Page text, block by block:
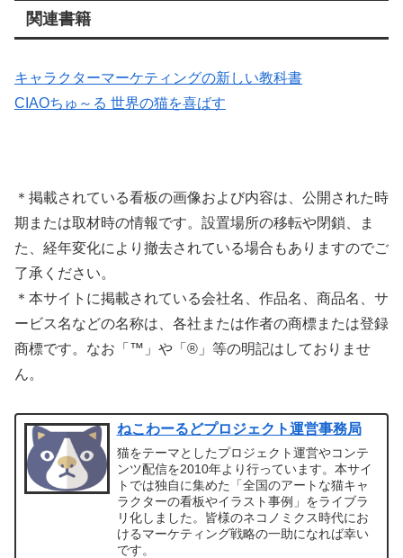
関連書籍
キャラクターマーケティングの新しい教科書
CIAOちゅ～る 世界の猫を喜ばす
＊掲載されている看板の画像および内容は、公開された時
期または取材時の情報です。設置場所の移転や閉鎖、ま
た、経年変化により撤去されている場合もありますのでご
了承ください。
＊本サイトに掲載されている会社名、作品名、商品名、サ
ービス名などの名称は、各社または作者の商標または登録
商標です。なお「™」や「®」等の明記はしておりませ
ん。
ねこわーるどプロジェクト運営事務局
猫をテーマとしたプロジェクト運営やコンテ
ンツ配信を2010年より行っています。本サイ
トでは独自に集めた「全国のアートな猫キャ
ラクターの看板やイラスト事例」をライブラ
リ化しました。皆様のネコノミクス時代にお
けるマーケティング戦略の一助になれば幸い
です。